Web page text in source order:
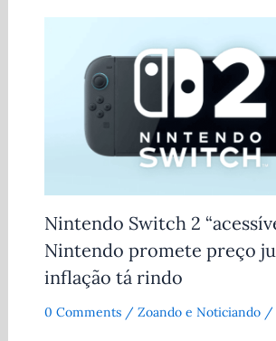
Nintendo Switch 2
Nintendo promete preço
inflação tá rindo
0 Comments / Zoando e Noticiando/